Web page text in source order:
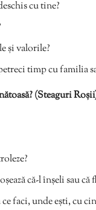
cu tine?
și valorile?
timp cu familia
(Steaguri
că-l înșeli sau
ce faci, unde ești, cu